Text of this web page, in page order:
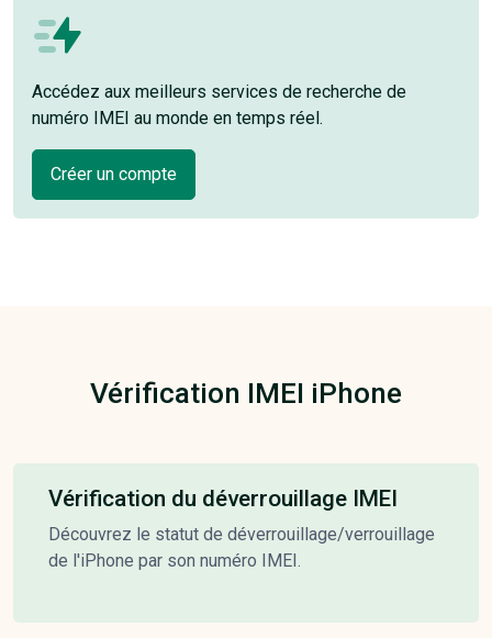
Accédez aux meilleurs services de recherche de
numéro IMEI au monde en temps réel.
Créer un compte
Vérification IMEI iPhone
Vérification du déverrouillage IMEI
Découvrez le statut de déverrouillage/verrouillage
de l'iPhone par son numéro IMEI.